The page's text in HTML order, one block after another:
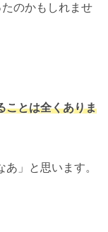
たのかもしれませ
ことは全くありま
」と思います。